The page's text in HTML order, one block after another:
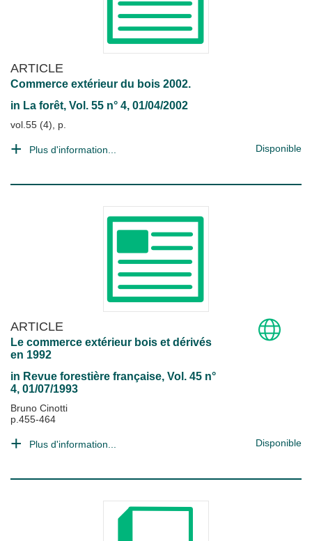
ARTICLE
Commerce extérieur du bois 2002.
in La forêt, Vol. 55 n° 4, 01/04/2002
vol.55 (4), p.
Plus d'information... Disponible
ARTICLE
Le commerce extérieur bois et dérivés
en 1992
in Revue forestière française, Vol. 45 n°
4, 01/07/1993
Bruno Cinotti
p.455-464
Plus d'information... Disponible